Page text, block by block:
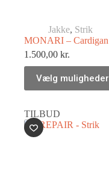
Jakke, Strik
MONARI – Cardigan
1.500,00 kr.
Vælg muligheder
TILBUD